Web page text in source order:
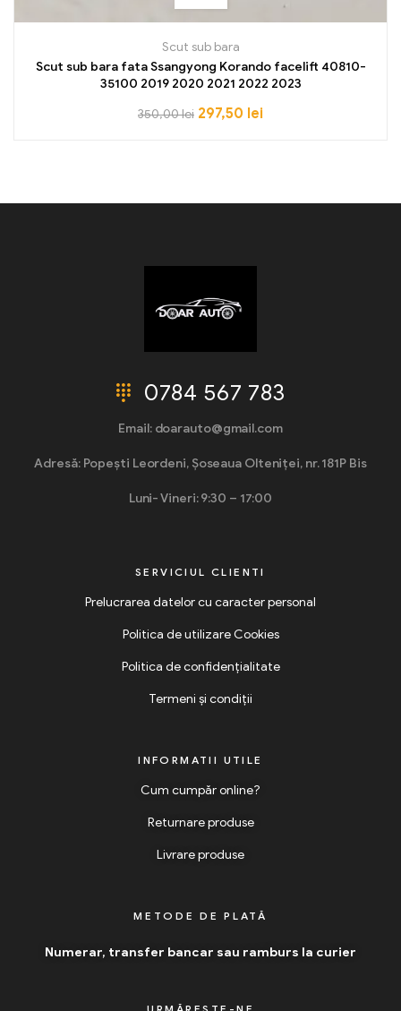
Scut sub bara
Scut sub bara fata Ssangyong Korando facelift 40810-
35100 2019 2020 2021 2022 2023
350,00lei 297,50 lei
0784 567 783
Email: doarauto@gmail.com
Adresă: Popești Leordeni, Șoseaua Olteniței, nr. 181P Bis
Luni- Vineri: 9:30 – 17:00
SERVICIUL CLIENTI
Prelucrarea datelor cu caracter personal
Politica de utilizare Cookies
Politica de confidențialitate
Termeni și condiții
INFORMATII UTILE
Cum cumpăr online?
Returnare produse
Livrare produse
METODE DE PLATĂ
Numerar, transfer bancar sau ramburs la curier